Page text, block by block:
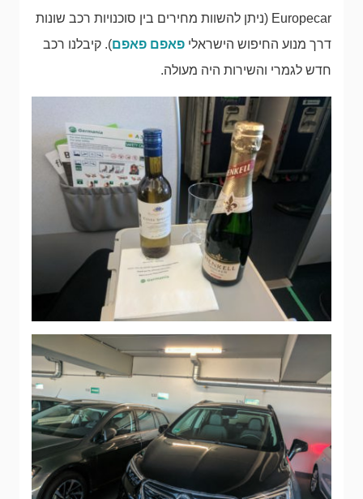
Europecar (ניתן להשוות מחירים בין סוכנויות רכב שונות
דרך מנוע החיפוש הישראלי פאפם פאפם). קיבלנו רכב
חדש לגמרי והשירות היה מעולה.